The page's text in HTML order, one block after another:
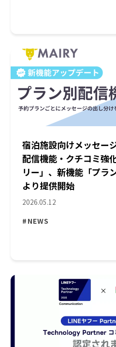
宿泊施設向けメッセー
配信機能・クチコミ強
リー」、新機能「プラ
より提供開始
2026.05.12
#NEWS